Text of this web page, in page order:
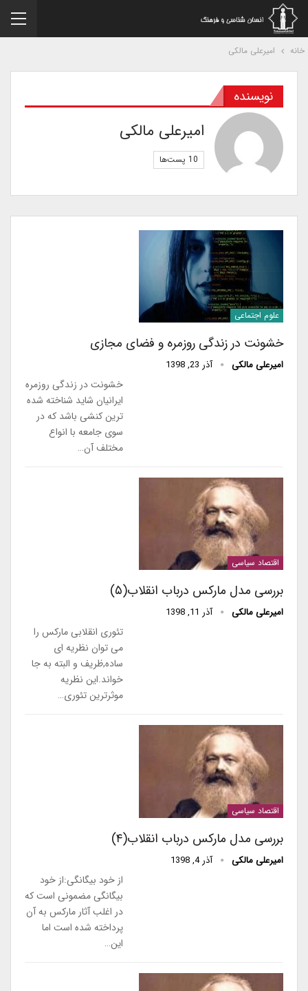
امیرعلی مالکی
نویسنده
امیرعلی مالکی
علوم اجتماعی
خشونت در زندگی روزمره و فضای مجازی
امیرعلی مالکی آذر 23, 1398
خشونت در زندگی روزمره
ایرانیان شاید شناخته شده
ترین کنشی باشد که در
سوی جامعه با انواع
مختلف آن…
اقتصاد سیاسی
بررسی مدل مارکس درباب انقلاب(۵)
امیرعلی مالکی آذر 11, 1398
تئوری انقلابی مارکس را
می توان نظریه ای
ساده,ظریف و البته به جا
خواند.این نظریه
موثرترین تئوری…
اقتصاد سیاسی
بررسی مدل مارکس درباب انقلاب(۴)
امیرعلی مالکی آذر 4, 1398
از خود بیگانگی:از خود
بیگانگی مضمونی است که
در اغلب آثار مارکس به آن
پرداخته شده است اما
این…